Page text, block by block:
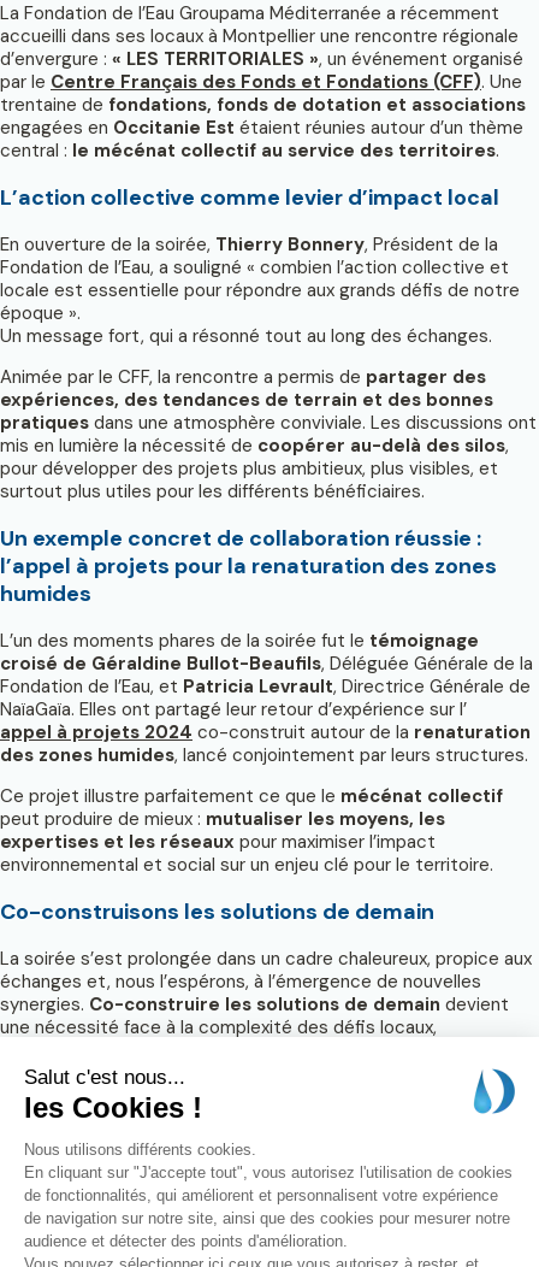
La Fondation de l’Eau Groupama Méditerranée a récemment
accueilli dans ses locaux à Montpellier une rencontre régionale
d’envergure : « LES TERRITORIALES », un événement organisé
par le Centre Français des Fonds et Fondations (CFF). Une
trentaine de fondations, fonds de dotation et associations
engagées en Occitanie Est étaient réunies autour d’un thème
central : le mécénat collectif au service des territoires.
L’action collective comme levier d’impact local
En ouverture de la soirée, Thierry Bonnery, Président de la
Fondation de l’Eau, a souligné « combien l’action collective et
locale est essentielle pour répondre aux grands défis de notre
époque ».
Un message fort, qui a résonné tout au long des échanges.
Animée par le CFF, la rencontre a permis de partager des
expériences, des tendances de terrain et des bonnes
pratiques dans une atmosphère conviviale. Les discussions ont
mis en lumière la nécessité de coopérer au-delà des silos,
pour développer des projets plus ambitieux, plus visibles, et
surtout plus utiles pour les différents bénéficiaires.
Un exemple concret de collaboration réussie :
l’appel à projets pour la renaturation des zones
humides
L’un des moments phares de la soirée fut le témoignage
croisé de Géraldine Bullot-Beaufils, Déléguée Générale de la
Fondation de l’Eau, et Patricia Levrault, Directrice Générale de
NaïaGaïa. Elles ont partagé leur retour d’expérience sur l’
appel à projets 2024 co-construit autour de la renaturation
des zones humides, lancé conjointement par leurs structures.
Ce projet illustre parfaitement ce que le mécénat collectif
peut produire de mieux : mutualiser les moyens, les
expertises et les réseaux pour maximiser l’impact
environnemental et social sur un enjeu clé pour le territoire.
Co-construisons les solutions de demain
La soirée s’est prolongée dans un cadre chaleureux, propice aux
échanges et, nous l’espérons, à l’émergence de nouvelles
synergies. Co-construire les solutions de demain devient
une nécessité face à la complexité des défis locaux,
Mentions légales